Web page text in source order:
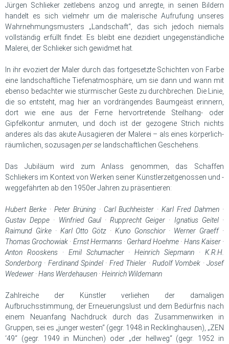
Jürgen Schlieker zeitlebens anzog und anregte, in seinen Bildern
handelt es sich vielmehr um die malerische Aufrufung unseres
Wahrnehmungsmusters „Landschaft“, das sich jedoch niemals
vollständig erfüllt findet: Es bleibt eine dezidiert ungegenständliche
Malerei, der Schlieker sich gewidmet hat.
In ihr evoziert der Maler durch das fortgesetzte Schichten von Farbe
eine landschaftliche Tiefenatmosphäre, um sie dann und wann mit
ebenso bedachter wie stürmischer Geste zu durchbrechen. Die Linie,
die so entsteht, mag hier an vordrängendes Baumgeäst erinnern,
dort wie eine aus der Ferne hervortretende Steilhang- oder
Gipfelkontur anmuten, und doch ist der gezogene Strich nichts
anderes als das akute Ausagieren der Malerei – als eines körperlich-
räumlichen, sozusagen per se landschaftlichen Geschehens.
Das Jubiläum wird zum Anlass genommen, das Schaffen
Schliekers im Kontext von Werken seiner Künstlerzeitgenossen und -
weggefährten ab den 1950er Jahren zu präsentieren:
Hubert Berke · Peter Brüning · Carl Buchheister · Karl Fred Dahmen ·
Gustav Deppe · Winfried Gaul · Rupprecht Geiger · Ignatius Geitel ·
Raimund Girke · Karl Otto Götz · Kuno Gonschior · Werner Graeff ·
Thomas Grochowiak · Ernst Hermanns · Gerhard Hoehme · Hans Kaiser ·
Anton Rooskens · Emil Schumacher · Heinrich Siepmann · K.R.H.
Sonderborg · Ferdinand Spindel · Fred Thieler · Rudolf Vombek · Josef
Wedewer · Hans Werdehausen · Heinrich Wildemann
Zahlreiche der Künstler verliehen der damaligen
Aufbruchsstimmung, der Erneuerungslust und dem Bedürfnis nach
einem Neuanfang Nachdruck durch das Zusammenwirken in
Gruppen, sei es „junger westen“ (gegr. 1948 in Recklinghausen), „ZEN
‘49“ (gegr. 1949 in München) oder „der hellweg“ (gegr. 1952 in